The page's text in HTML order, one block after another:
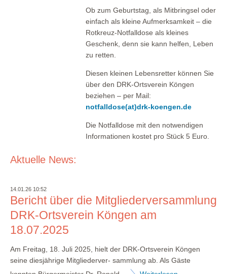
Ob zum Geburtstag, als Mitbringsel oder
einfach als kleine Aufmerksamkeit – die
Rotkreuz-Notfalldose als kleines
Geschenk, denn sie kann helfen, Leben
zu retten.
Diesen kleinen Lebensretter können Sie
über den DRK-Ortsverein Köngen
beziehen – per Mail:
notfalldose(at)drk-koengen.de
Die Notfalldose mit den notwendigen
Informationen kostet pro Stück 5 Euro.
Aktuelle News:
14.01.26 10:52
Bericht über die Mitgliederversammlung
DRK-Ortsverein Köngen am
18.07.2025
Am Freitag, 18. Juli 2025, hielt der DRK-Ortsverein Köngen
seine diesjährige Mitgliederver- sammlung ab. Als Gäste